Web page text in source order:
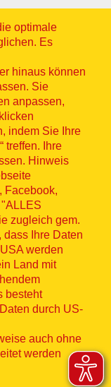
optimale
Es
hinaus können
Sie
anpassen,
indem Sie Ihre
treffen. Ihre
Hinweis
Facebook,
zugleich gem.
dass Ihre Daten
werden
Land mit
besteht
durch US-
auch ohne
werden